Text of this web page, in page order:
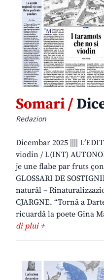
Somari /
Redazion
Dicembar 2025 ||||
viodin / L(INT)
je une flabe par fruts
GLOSSARI DE
naturâl –
CJARGNE. “Tornâ a
ricuardâ la poete Gina
di plui +